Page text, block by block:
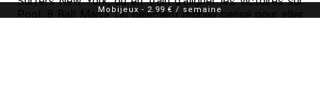
Mobijeux - 2.99 € / semaine
Pool: 8 Ball Mania. Un paiement mobile pensé pour aller